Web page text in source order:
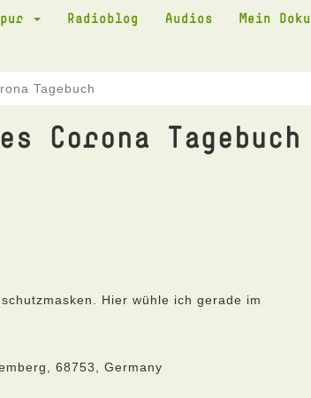
Radioblog Audios Mein
Tagebuch
Corona Tagebuch
Hier wühle ich gerade im
68753, Germany